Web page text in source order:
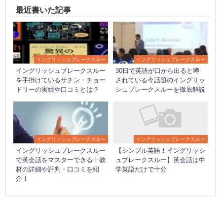
最近書いた記事
イングリッシュブレークスルー
イングリッシュブレークスルー
を手掛けているサチン・チョー
ドリーの実績や口コミとは？
イングリッシュブレークスルー
30日で英語が口から出ると噂
されている今話題のイングリッ
シュブレークスルーを徹底解説
イングリッシュブレークスルー
イングリッシュブレークスルー
で英会話をマスターできる！教
材の詳細や評判・口コミを紹
介！
イングリッシュブレークスルー
【シンプル英語！イングリッシ
ュブレークスルー】英会話は中
学英語だけで十分